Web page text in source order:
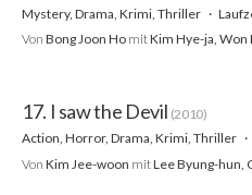
Mystery, Drama, Krimi, Thriller
Von Bong Joon Ho mitKim Hye-ja, Won
17. I saw the Devil (2010)
Action, Horror, Drama, Krimi, Thriller
Von Kim Jee-woon mitLee Byung-hun,